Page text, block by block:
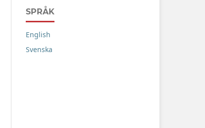
SPRÅK
English
Svenska